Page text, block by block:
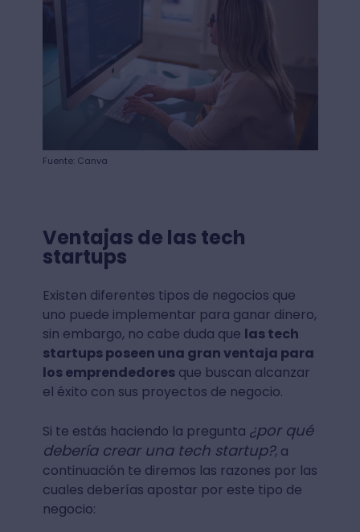
Fuente: Canva
Ventajas de las tech
startups
Existen diferentes tipos de negocios que
uno puede implementar para ganar dinero,
sin embargo, no cabe duda que las tech
startups poseen una gran ventaja para
los emprendedoresque buscan alcanzar
el éxito con sus proyectos de negocio.
Si te estás haciendo la pregunta ¿por qué
debería crear una tech startup?, a
continuación te diremos las razones por las
cuales deberías apostar por este tipo de
negocio: